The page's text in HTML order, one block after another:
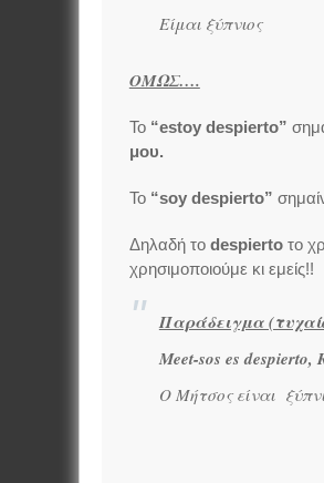
Είμαι ξύπνιος
ΟΜΩΣ….
Το “estoy despierto”
μου.
Το “soy despierto”
Δηλαδή το despiertoτο
χρησιμοποιούμε κι εμείς!!
Παράδειγμα
Meet-sos es despierto,
Ο Μήτσος είναι